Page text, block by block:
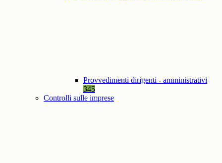
Provvedimenti dirigenti - amministrativi
345
Controlli sulle imprese